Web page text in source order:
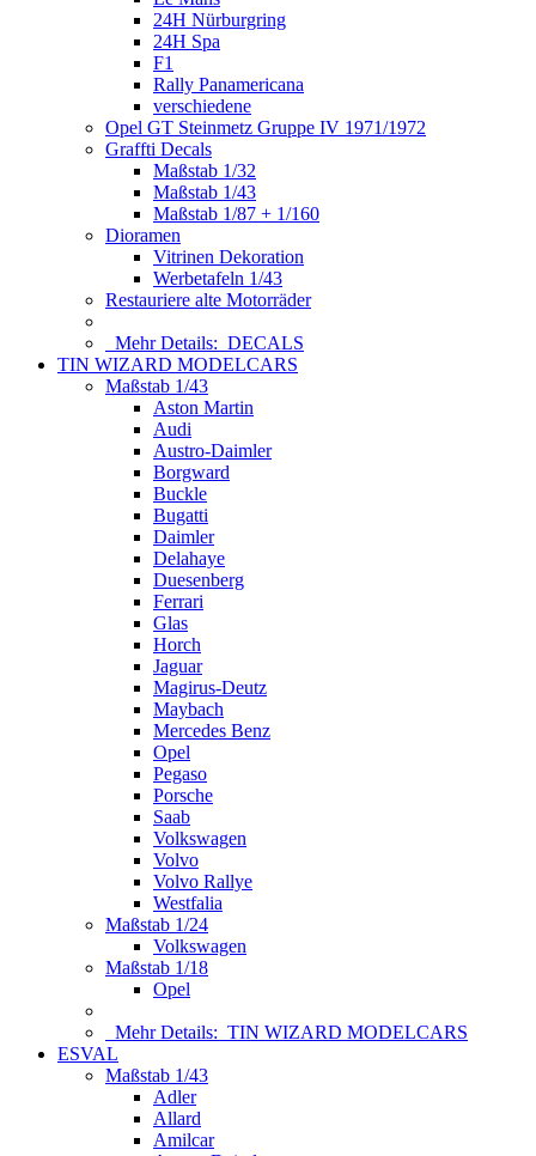
24H Nürburgring
24H Spa
F1
Rally Panamericana
verschiedene
Opel GT Steinmetz Gruppe IV 1971/1972
Graffti Decals
Maßstab 1/32
Maßstab 1/43
Maßstab 1/87 + 1/160
Dioramen
Vitrinen Dekoration
Werbetafeln 1/43
Restauriere alte Motorräder
Mehr Details: DECALS
TIN WIZARD MODELCARS
Maßstab 1/43
Aston Martin
Audi
Austro-Daimler
Borgward
Buckle
Bugatti
Daimler
Delahaye
Duesenberg
Ferrari
Glas
Horch
Jaguar
Magirus-Deutz
Maybach
Mercedes Benz
Opel
Pegaso
Porsche
Saab
Volkswagen
Volvo
Volvo Rallye
Westfalia
Maßstab 1/24
Volkswagen
Maßstab 1/18
Opel
Mehr Details: TIN WIZARD MODELCARS
ESVAL
Maßstab 1/43
Adler
Allard
Amilcar